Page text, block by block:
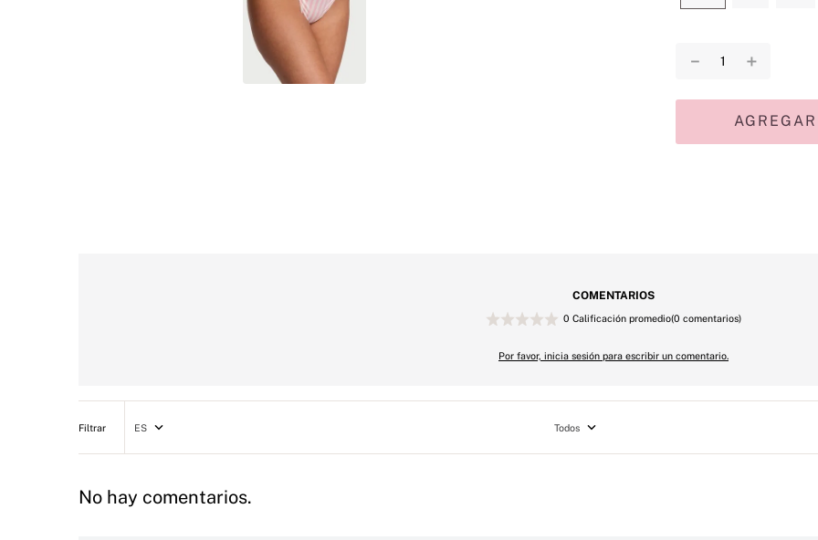
＋
－
COMENTARIOS
0 Calificación promedio(0 comentarios)
Por favor, inicia sesión para escribir un comentario.
Todos
ES
No hay comentarios.